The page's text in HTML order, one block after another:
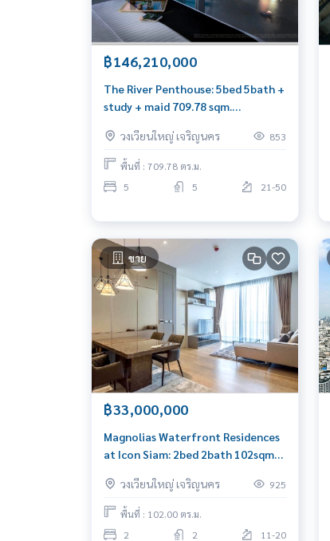
฿146,210,000
The River Penthouse: 5bed 5bath +
study + maid 709.78 sqm.
วงเวียนใหญ่ เจริญนคร
853
พื้นที่ : 709.78 ตร.ม.
5
5 21-50
ขาย
฿33,000,000
Magnolias Waterfront Residences
at Icon Siam: 2bed 2bath 102sqm
วงเวียนใหญ่ เจริญนคร
925
พื้นที่ : 102.00 ตร.ม.
2
2 11-20